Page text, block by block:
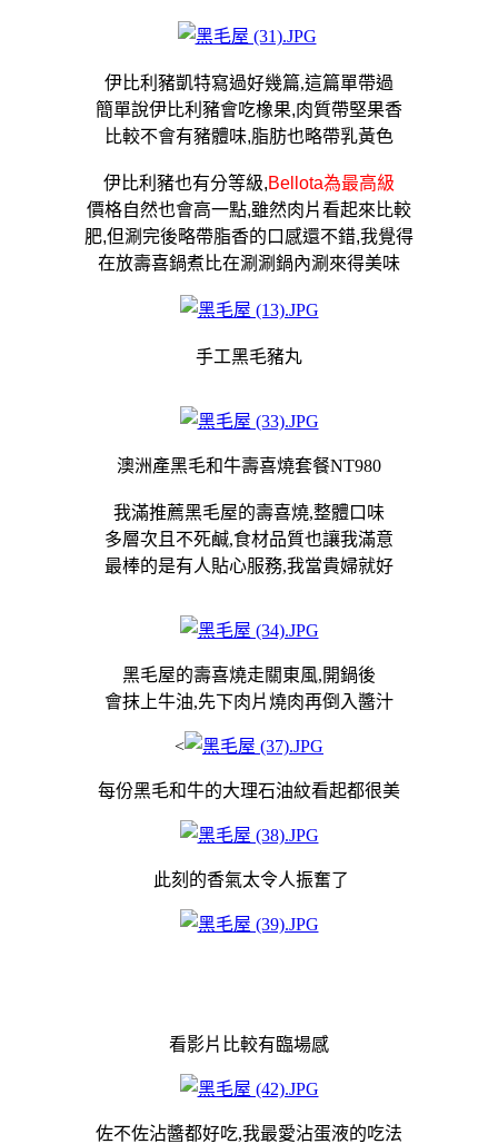
伊比利豬凱特寫過好幾篇,這篇單帶過
簡單說伊比利豬會吃橡果,肉質帶堅果香
比較不會有豬體味,脂肪也略帶乳黃色
伊比利豬也有分等級,Bellota為最高級
價格自然也會高一點,雖然肉片看起來比較
肥,但涮完後略帶脂香的口感還不錯,我覺得
在放壽喜鍋煮比在涮涮鍋內涮來得美味
手工黑毛豬丸
澳洲產黑毛和牛壽喜燒套餐NT980
我滿推薦黑毛屋的壽喜燒,整體口味
多層次且不死鹹,食材品質也讓我滿意
最棒的是有人貼心服務,我當貴婦就好
黑毛屋的壽喜燒走關東風,開鍋後
會抹上牛油,先下肉片燒肉再倒入醬汁
<
每份黑毛和牛的大理石油紋看起都很美
此刻的香氣太令人振奮了
看影片比較有臨場感
佐不佐沾醬都好吃,我最愛沾蛋液的吃法